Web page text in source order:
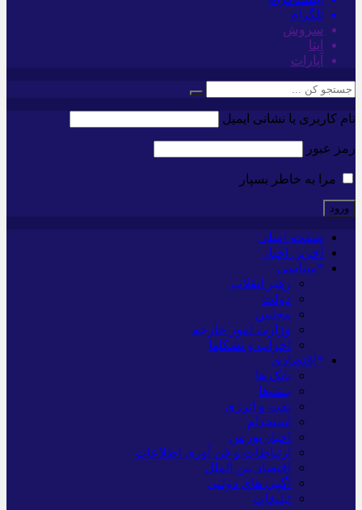
تلگرام
سروش
ایتا
آپارات
نام کاربری یا نشانی ایمیل
رمز عبور
مرا به خاطر بسپار
صفحه اصلی
آخرین اخبار
*سیاسی
رهبر انقلاب
دولت
مجلس
وزارت امور خارجه
احزاب و تشکلها
*اقتصادی
بانک ها
بیمه‌ها
نفت و انرژی
استخدام
اخبار بورس
ارتباطات و فن آوری اطلاعات
اقتصاد بین الملل
آگهی های دولتی
تبلیغات